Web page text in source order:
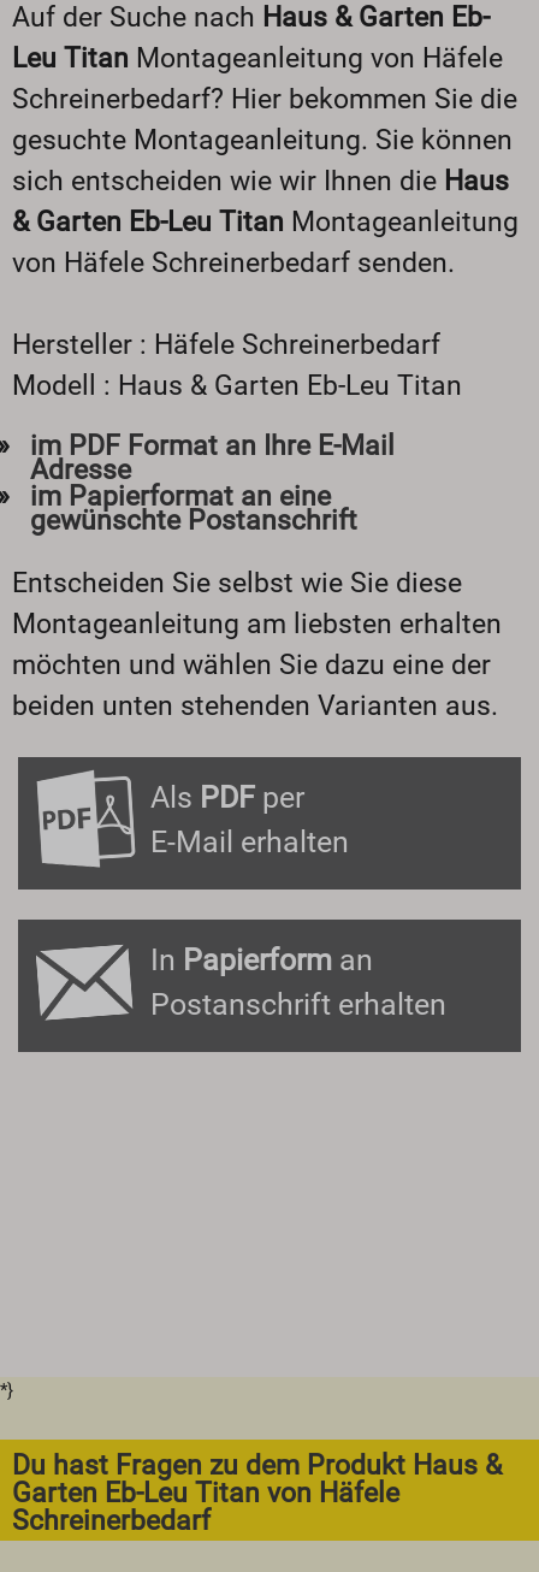
Auf der Suche nach Haus & Garten Eb-
Leu Titan Montageanleitung von Häfele
Schreinerbedarf? Hier bekommen Sie die
gesuchte Montageanleitung. Sie können
sich entscheiden wie wir Ihnen die Haus
& Garten Eb-Leu Titan Montageanleitung
von Häfele Schreinerbedarf senden.
Hersteller : Häfele Schreinerbedarf
Modell : Haus & Garten Eb-Leu Titan
im PDF Format an Ihre E-Mail
Adresse
im Papierformat an eine
gewünschte Postanschrift
Entscheiden Sie selbst wie Sie diese
Montageanleitung am liebsten erhalten
möchten und wählen Sie dazu eine der
beiden unten stehenden Varianten aus.
Als PDF per
E-Mail erhalten
In Papierform an
Postanschrift erhalten
*}
Du hast Fragen zu dem Produkt Haus &
Garten Eb-Leu Titan von Häfele
Schreinerbedarf